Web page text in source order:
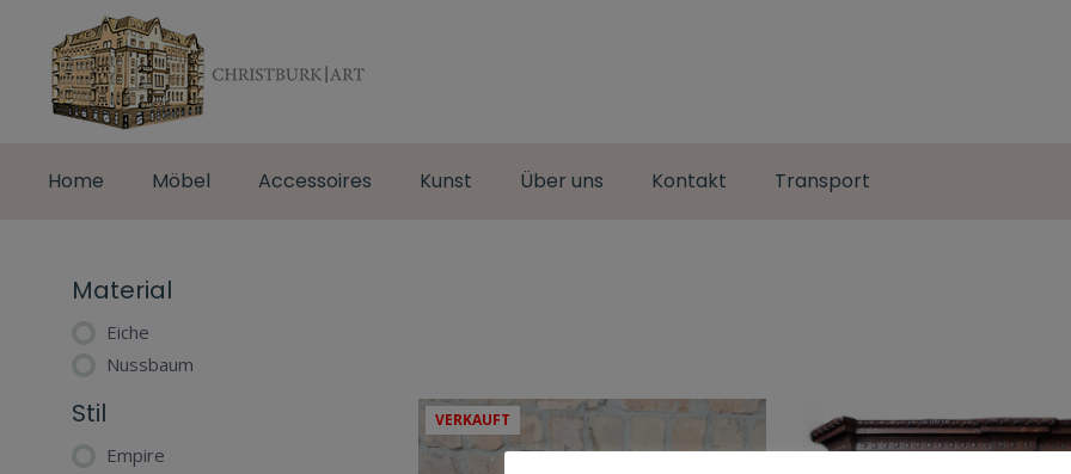
Home Möbel Accessoires Kunst Über uns Kontakt Transport
VERKAUFT
Material
Eiche
Nussbaum
Stil
Empire